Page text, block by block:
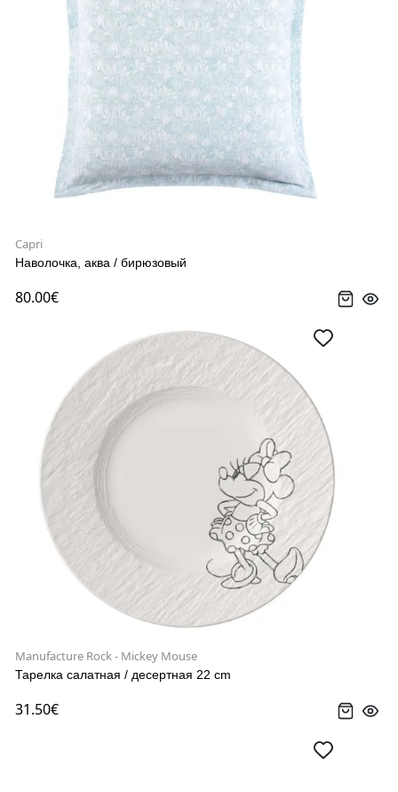
Capri
Наволочка, аква / бирюзовый
80.00€
Manufacture Rock - Mickey Mouse
Тарелка салатная / десертная 22 cm
31.50€